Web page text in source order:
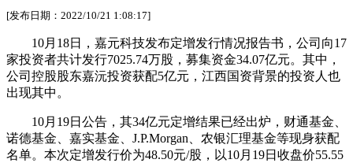
[发布日期：2022/10/21 1:08:17]
10月18日，嘉元科技发布定增发行情况报告书，公司向17
家投资者共计发行7025.74万股，募集资金34.07亿元。其中，
公司控股股东嘉沅投资获配5亿元，江西国资背景的投资人也
出现其中。
10月19日公告，其34亿元定增结果已经出炉，财通基金、
诺德基金、嘉实基金、J.P.Morgan、农银汇理基金等现身获配
名单。本次定增发行价为48.50元/股，以10月19日收盘价55.55